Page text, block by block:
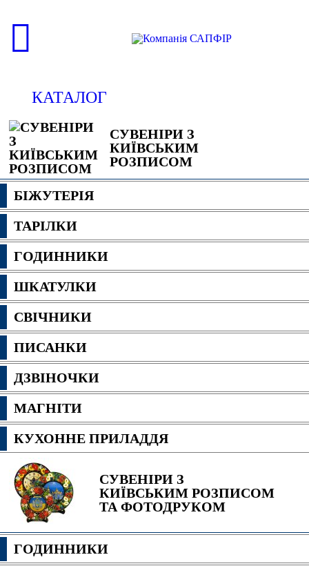
КАТАЛОГ
СУВЕНІРИ З
КИЇВСЬКИМ
РОЗПИСОМ
БІЖУТЕРІЯ
ТАРІЛКИ
ГОДИННИКИ
ШКАТУЛКИ
СВІЧНИКИ
ПИСАНКИ
ДЗВІНОЧКИ
МАГНІТИ
КУХОННЕ ПРИЛАДДЯ
СУВЕНІРИ З
КИЇВСЬКИМ РОЗПИСОМ
ТА ФОТОДРУКОМ
ГОДИННИКИ